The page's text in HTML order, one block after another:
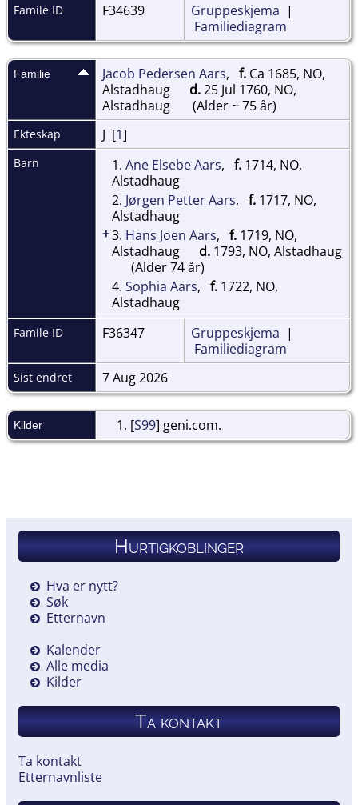
Famile ID F34639 Gruppeskjema |
Familiediagram
Familie Jacob Pedersen Aars, f. Ca 1685, NO,
Alstadhaug
d.25 Jul 1760, NO,
Alstadhaug
(Alder ~ 75 år)
Ekteskap J [1]
Barn 1. Ane Elsebe Aars, f. 1714, NO,
Alstadhaug
2. Jørgen Petter Aars, f. 1717, NO,
Alstadhaug
+3. Hans Joen Aars, f. 1719, NO,
Alstadhaug
d. 1793, NO, Alstadhaug
(Alder 74 år)
4. Sophia Aars, f. 1722, NO,
Alstadhaug
Famile ID F36347 Gruppeskjema |
Familiediagram
Sist endret 7 Aug 2026
Kilder [S99] geni.com.
Hurtigkoblinger
Hva er nytt?
Søk
Etternavn
Kalender
Alle media
Kilder
Ta kontakt
Ta kontakt
Etternavnliste